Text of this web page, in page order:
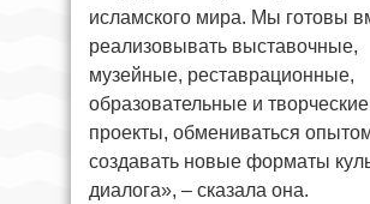
исламского мира. Мы готовы
реализовывать выставочные,
музейные, реставрационные,
образовательные и творческие
проекты, обмениваться
создавать новые форматы
диалога», – сказала она.